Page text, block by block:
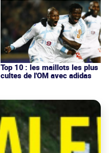
Top 10 : les maillots les plus
cultes de l'OM avec adidas